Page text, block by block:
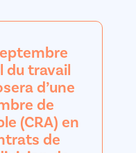
du travail
d’une
de
(CRA) en
de